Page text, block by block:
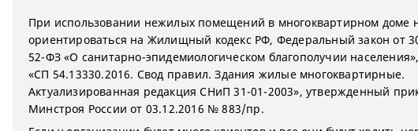
При использовании нежилых помещений в многоквартирном доме
ориентироваться на Жилищный кодекс РФ, Федеральный закон от
52-ФЗ «О санитарно-эпидемиологическом благополучии
«СП 54.13330.2016. Свод правил. Здания жилые многоквартирные.
Актуализированная редакция СНиП 31-01-2003», утвержденный
Минстроя России от 03.12.2016 № 883/пр.